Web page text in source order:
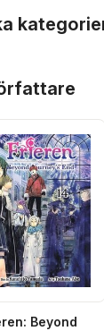
Beyond